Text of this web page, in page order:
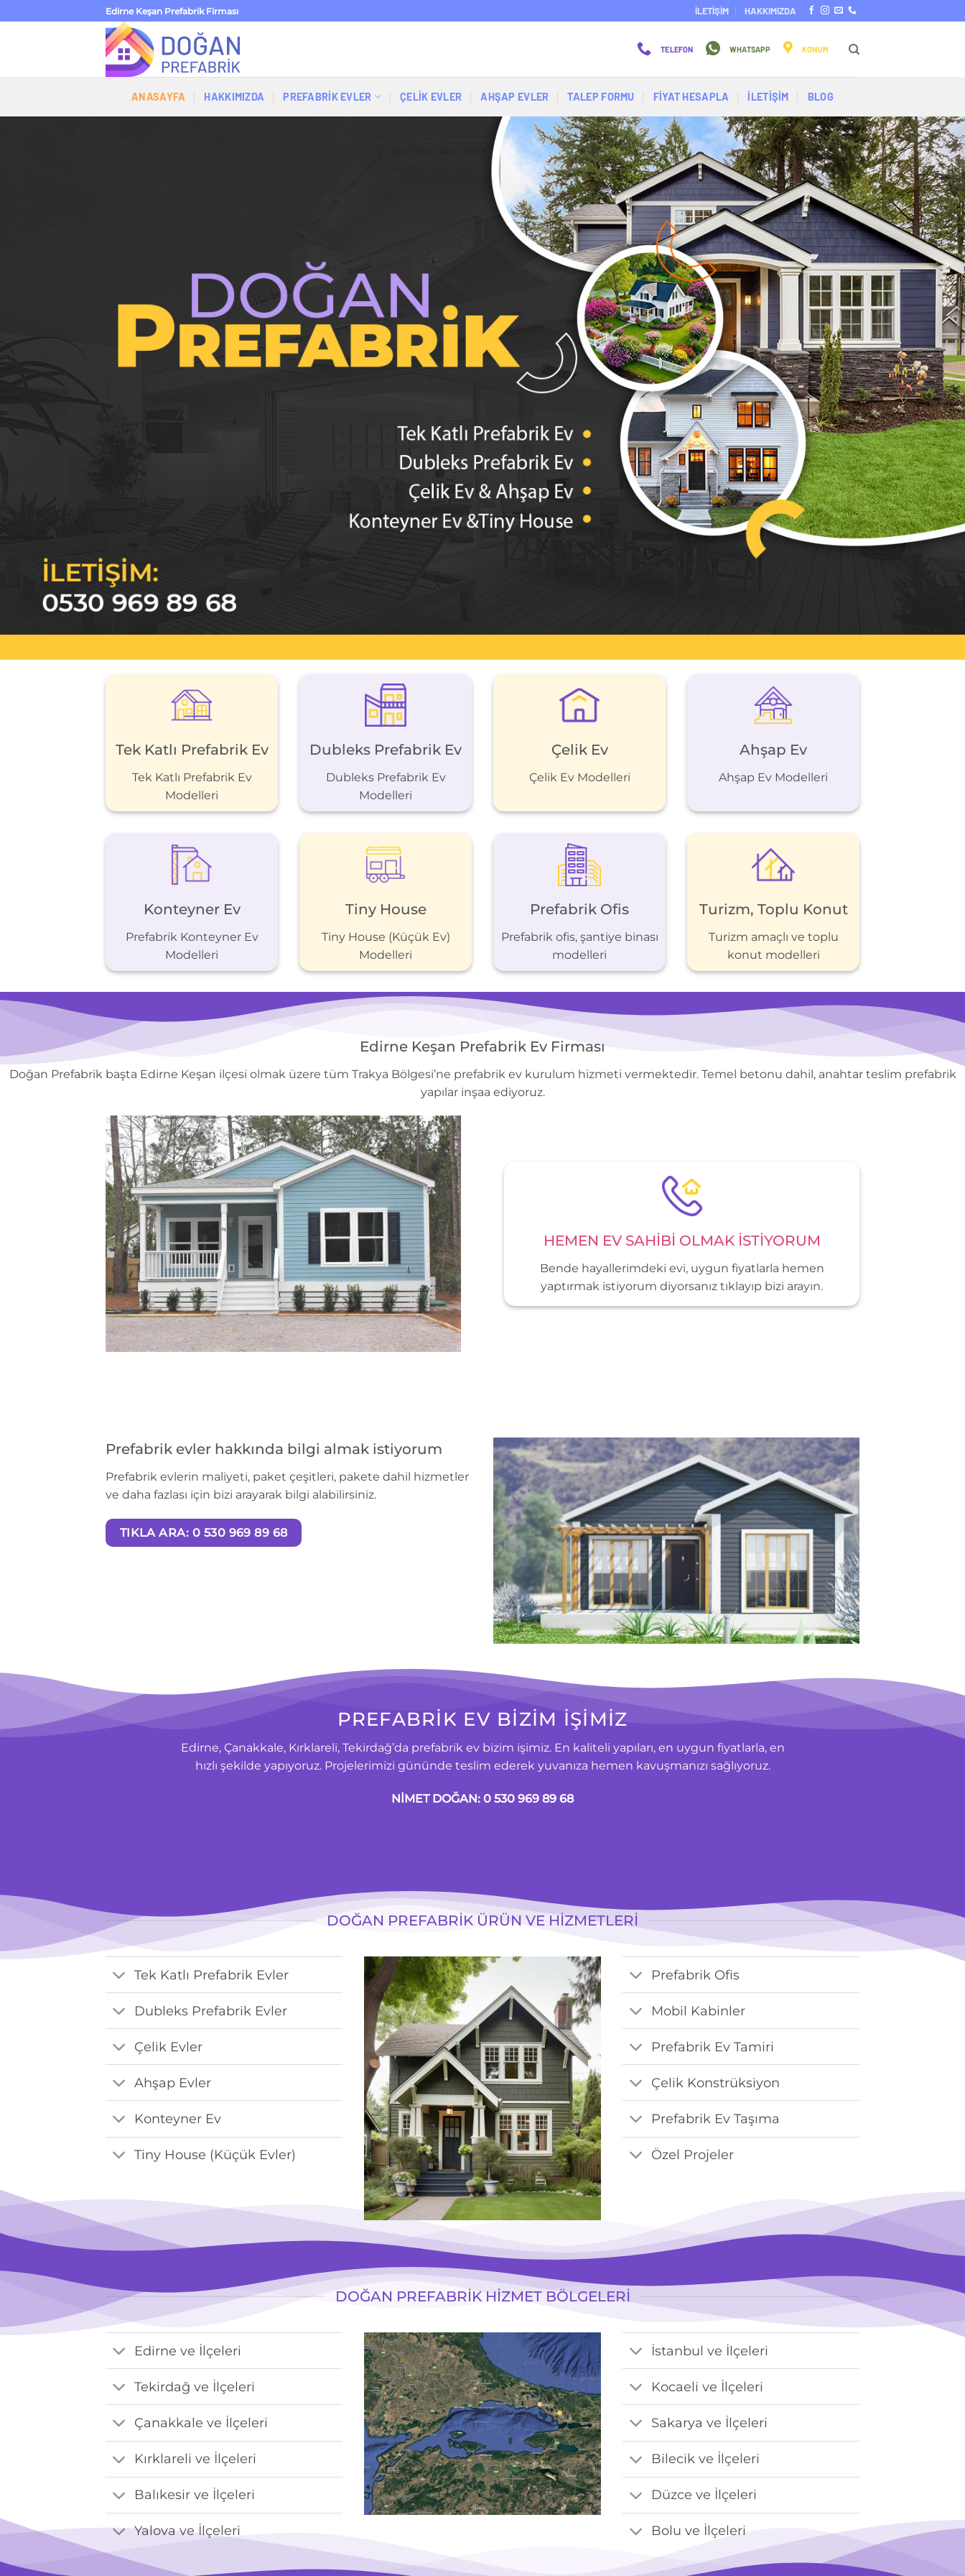
atla
Edirne Keşan Prefabrik Firması İLETİŞİM HAKKIMIZDA
TELEFON WHATSAPP KONUM
ANASAYFA HAKKIMIZDA PREFABRİK EVLER ÇELIK EVLER AHŞAP EVLER TALEP FORMU FİYAT HESAPLA İLETİŞİM BLOG
Tek Katlı Prefabrik Ev
Tek Katlı Prefabrik Ev
Modelleri
Dubleks Prefabrik Ev
Dubleks Prefabrik Ev
Modelleri
Çelik Ev
Çelik Ev Modelleri
Ahşap Ev
Ahşap Ev Modelleri
Konteyner Ev
Prefabrik Konteyner Ev
Modelleri
Tiny House
Tiny House (Küçük Ev)
Modelleri
Prefabrik Ofis
Prefabrik ofis, şantiye binası
modelleri
Turizm, Toplu Konut
Turizm amaçlı ve toplu
konut modelleri
Edirne Keşan Prefabrik Ev Firması
Doğan Prefabrik başta Edirne Keşan ilçesi olmak üzere tüm Trakya Bölgesi’ne prefabrik ev kurulum hizmeti vermektedir. Temel betonu dahil, anahtar teslim prefabrik
yapılar inşaa ediyoruz.
HEMEN EV SAHİBİ OLMAK İSTİYORUM
Bende hayallerimdeki evi, uygun fiyatlarla hemen
yaptırmak istiyorum diyorsanız tıklayıp bizi arayın.
Prefabrik evler hakkında bilgi almak istiyorum
Prefabrik evlerin maliyeti, paket çeşitleri, pakete dahil hizmetler
ve daha fazlası için bizi arayarak bilgi alabilirsiniz.
TIKLA ARA: 0 530 969 89 68
PREFABRİK EV BİZİM İŞİMİZ
Edirne, Çanakkale, Kırklareli, Tekirdağ’da prefabrik ev bizim işimiz. En kaliteli yapıları, en uygun fiyatlarla, en
hızlı şekilde yapıyoruz. Projelerimizi gününde teslim ederek yuvanıza hemen kavuşmanızı sağlıyoruz.
NİMET DOĞAN: 0 530 969 89 68
DOĞAN PREFABRİK ÜRÜN VE HİZMETLERI
Tek Katlı Prefabrik Evler
Dubleks Prefabrik Evler
Çelik Evler
Ahşap Evler
Konteyner Ev
Tiny House (Küçük Evler)
Prefabrik Ofis
Mobil Kabinler
Prefabrik Ev Tamiri
Çelik Konstrüksiyon
Prefabrik Ev Taşıma
Özel Projeler
DOĞAN PREFABRİK HİZMET BÖLGELERİ
Edirne ve İlçeleri
Tekirdağ ve İlçeleri
Çanakkale ve İlçeleri
Kırklareli ve İlçeleri
Balıkesir ve İlçeleri
Yalova ve İlçeleri
İstanbul ve İlçeleri
Kocaeli ve İlçeleri
Sakarya ve İlçeleri
Bilecik ve İlçeleri
Düzce ve İlçeleri
Bolu ve İlçeleri